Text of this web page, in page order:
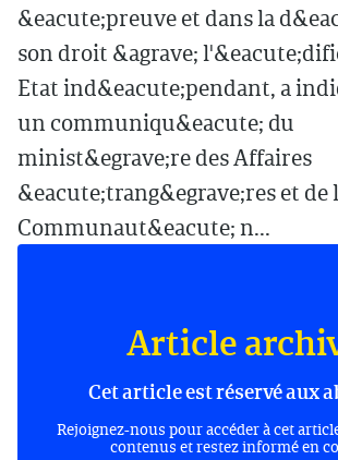
&eacute;preuve et dans la
son droit &agrave;
Etat ind&eacute;pendant, a
un communiqu&eacute; du
minist&egrave;re des Affaires
&eacute;trang&egrave;res et de
Communaut&eacute; n...
Article
Cet article est réservé aux
Rejoignez-nous pour accéder à cet
contenus et restez informé en